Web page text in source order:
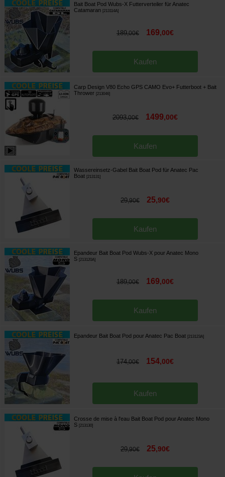
Bait Boat Pod Wubs-X Futterverteiler für Anatec
Catamaran
213114A]
189,00€ 169,00€
Kaufen
Carp Design V80 Echo GPS CAMO Evo+ Futterboot + Bait
Thrower
213046]
2093,00€ 1499,00€
Kaufen
Wassereinsetz-Gabel Bait Boat Pod für Anatec Pac
Boat
213131]
29,90€ 25,90€
Kaufen
Epandeur Bait Boat Pod Wubs-X pour Anatec Mono
S
213120A]
189,00€ 169,00€
Kaufen
Epandeur Bait Boat Pod pour Anatec Pac Boat 213123A]
174,00€ 154,00€
Kaufen
Crosse de mise à l'eau Bait Boat Pod pour Anatec Mono
S
213130]
29,90€ 25,90€